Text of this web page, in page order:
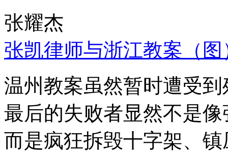
张耀杰
张凯律师与浙江教案（图
温州教案虽然暂时遭受
最后的失败者显然不是
而是疯狂拆毁十字架、